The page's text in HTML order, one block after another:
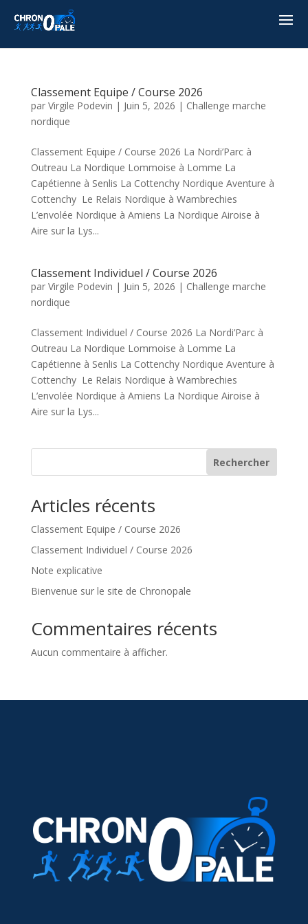
Classement Equipe / Course 2026
par Virgile Podevin | Juin 5, 2026 | Challenge marche
nordique
Classement Equipe / Course 2026 La Nordi’Parc à
Outreau La Nordique Lommoise à Lomme La
Capétienne à Senlis La Cottenchy Nordique Aventure à
Cottenchy Le Relais Nordique à Wambrechies
L’envolée Nordique à Amiens La Nordique Airoise à
Aire sur la Lys...
Classement Individuel / Course 2026
par Virgile Podevin | Juin 5, 2026 | Challenge marche
nordique
Classement Individuel / Course 2026 La Nordi’Parc à
Outreau La Nordique Lommoise à Lomme La
Capétienne à Senlis La Cottenchy Nordique Aventure à
Cottenchy Le Relais Nordique à Wambrechies
L’envolée Nordique à Amiens La Nordique Airoise à
Aire sur la Lys...
Rechercher
Articles récents
Classement Equipe / Course 2026
Classement Individuel / Course 2026
Note explicative
Bienvenue sur le site de Chronopale
Commentaires récents
Aucun commentaire à afficher.